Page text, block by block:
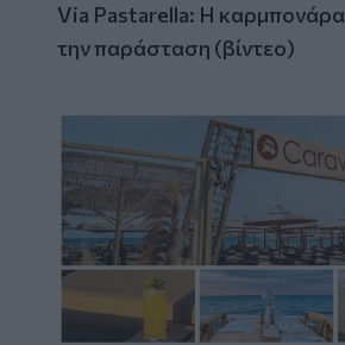
Via Pastarella: Η καρμπονάρα
την παράσταση (βίντεο)